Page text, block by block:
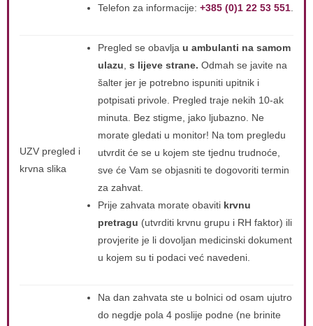
Telefon za informacije: +385 (0)1 22 53 551
UZV pregled i
krvna slika
Pregled se obavlja u ambulanti na samom
ulazu s lijeve strane. Odmah se javite na
šalter jer je potrebno ispuniti upitnik i
potpisati privole. Pregled traje nekih 10-ak
minuta. Bez stigme, jako ljubazno. Ne
morate gledati u monitor! Na tom pregledu
utvrdit će se u kojem ste tjednu trudnoće,
sve će Vam se objasniti te dogovoriti termin
za zahvat.
Prije zahvata morate obaviti krvnu
pretragu (utvrditi krvnu grupu i RH faktor) ili
provjerite je li dovoljan medicinski dokument
u kojem su ti podaci već navedeni.
Na dan zahvata ste u bolnici od osam ujutro
do negdje pola 4 poslije podne (ne brinite